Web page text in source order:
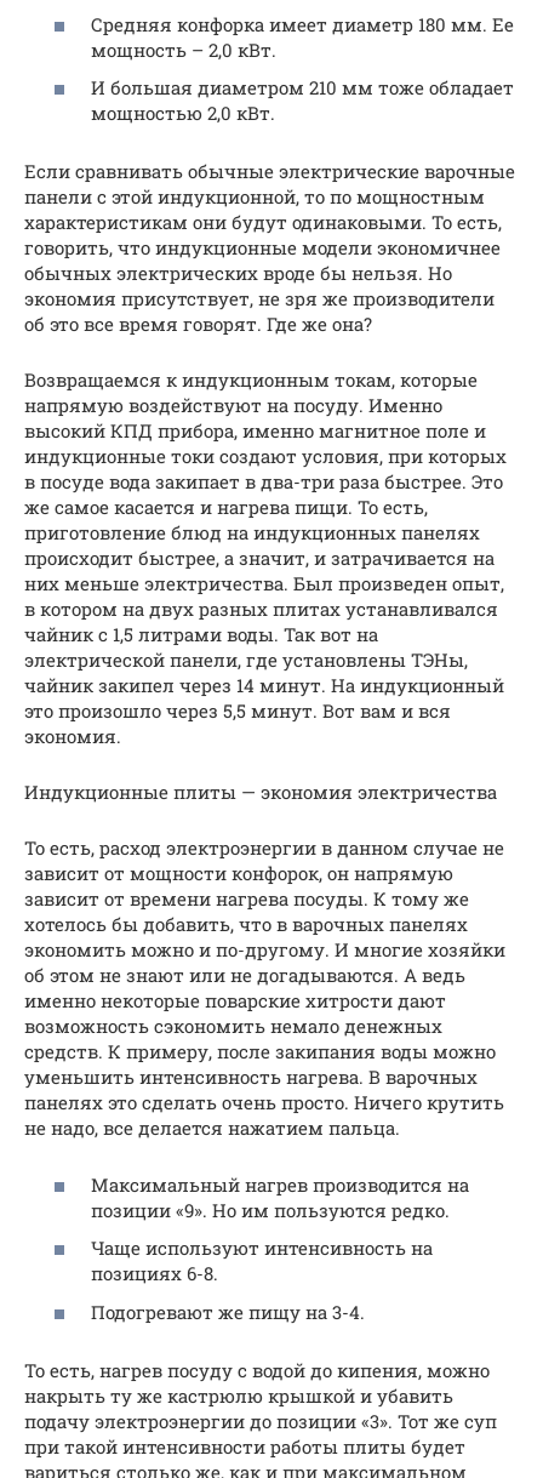
Средняя конфорка имеет диаметр 180 мм. Ее
мощность – 2,0 кВт.
И большая диаметром 210 мм тоже обладает
мощностью 2,0 кВт.
Если сравнивать обычные электрические варочные
панели с этой индукционной, то по мощностным
характеристикам они будут одинаковыми. То есть,
говорить, что индукционные модели экономичнее
обычных электрических вроде бы нельзя. Но
экономия присутствует, не зря же производители
об это все время говорят. Где же она?
Возвращаемся к индукционным токам, которые
напрямую воздействуют на посуду. Именно
высокий КПД прибора, именно магнитное поле и
индукционные токи создают условия, при которых
в посуде вода закипает в два-три раза быстрее. Это
же самое касается и нагрева пищи. То есть,
приготовление блюд на индукционных панелях
происходит быстрее, а значит, и затрачивается на
них меньше электричества. Был произведен опыт,
в котором на двух разных плитах устанавливался
чайник с 1,5 литрами воды. Так вот на
электрической панели, где установлены ТЭНы,
чайник закипел через 14 минут. На индукционный
это произошло через 5,5 минут. Вот вам и вся
экономия.
Индукционные плиты — экономия электричества
То есть, расход электроэнергии в данном случае не
зависит от мощности конфорок, он напрямую
зависит от времени нагрева посуды. К тому же
хотелось бы добавить, что в варочных панелях
экономить можно и по-другому. И многие хозяйки
об этом не знают или не догадываются. А ведь
именно некоторые поварские хитрости дают
возможность сэкономить немало денежных
средств. К примеру, после закипания воды можно
уменьшить интенсивность нагрева. В варочных
панелях это сделать очень просто. Ничего крутить
не надо, все делается нажатием пальца.
Максимальный нагрев производится на
позиции «9». Но им пользуются редко.
Чаще используют интенсивность на
позициях 6-8.
Подогревают же пищу на 3-4.
То есть, нагрев посуду с водой до кипения, можно
накрыть ту же кастрюлю крышкой и убавить
подачу электроэнергии до позиции «3». Тот же суп
при такой интенсивности работы плиты будет
вариться столько же, как и при максимальном